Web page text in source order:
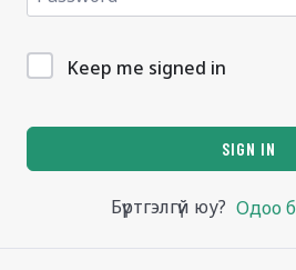
Keep me signed in
SIGN IN
Бүртгэлгүй юу? Одоо